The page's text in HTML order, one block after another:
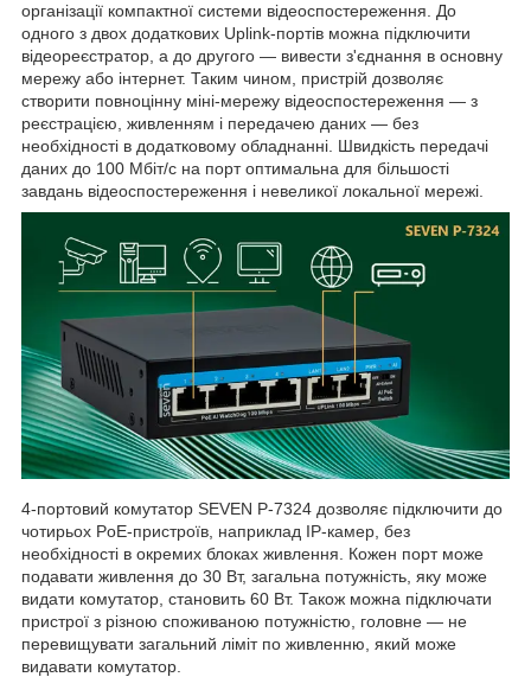
організації компактної системи відеоспостереження. До
одного з двох додаткових Uplink-портів можна підключити
відеореєстратор, а до другого — вивести з'єднання в основну
мережу або інтернет. Таким чином, пристрій дозволяє
створити повноцінну міні-мережу відеоспостереження — з
реєстрацією, живленням і передачею даних — без
необхідності в додатковому обладнанні. Швидкість передачі
даних до 100 Мбіт/с на порт оптимальна для більшості
завдань відеоспостереження і невеликої локальної мережі.
4-портовий комутатор SEVEN P-7324 дозволяє підключити до
чотирьох PoE-пристроїв, наприклад IP-камер, без
необхідності в окремих блоках живлення. Кожен порт може
подавати живлення до 30 Вт, загальна потужність, яку може
видати комутатор, становить 60 Вт. Також можна підключати
пристрої з різною споживаною потужністю, головне — не
перевищувати загальний ліміт по живленню, який може
видавати комутатор.